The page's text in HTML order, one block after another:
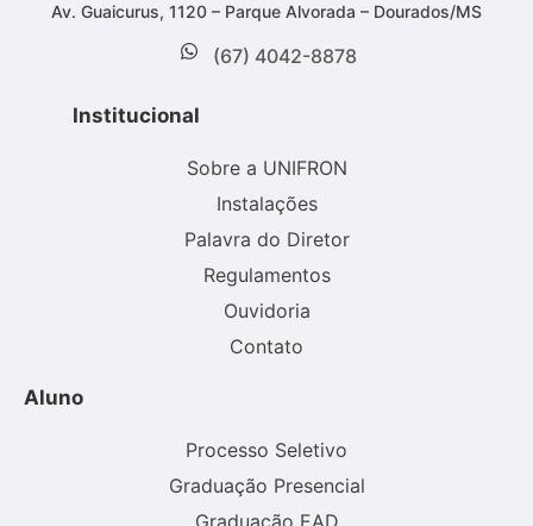
Av. Guaicurus, 1120 – Parque Alvorada – Dourados/MS
(67) 4042-8878
Institucional
Sobre a UNIFRON
Instalações
Palavra do Diretor
Regulamentos
Ouvidoria
Contato
Aluno
Processo Seletivo
Graduação Presencial
Graduação EAD